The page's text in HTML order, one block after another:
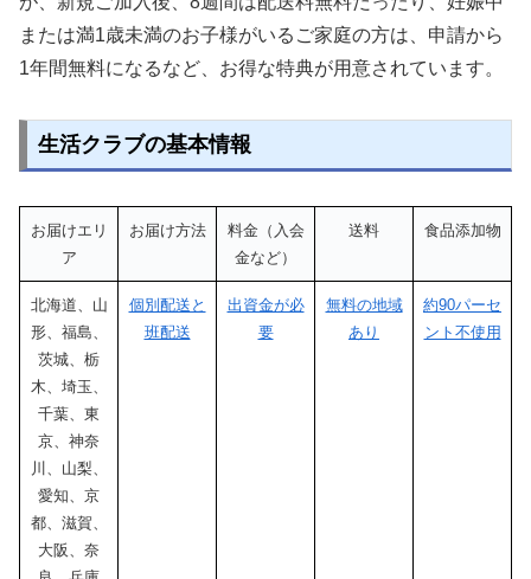
または満1歳未満のお子様がいるご家庭の方は、申請から
1年間無料になるなど、お得な特典が用意されています。
生活クラブの基本情報
お届けエリ
ア
お届け方法
料金（入会
金など）
送料 食品添加物
北海道、山
形、福島、
茨城、栃
木、埼玉、
千葉、東
京、神奈
川、山梨、
愛知、京
都、滋賀、
大阪、奈
個別配送と
班配送
出資金が必
要
無料の地域
あり
約90パーセ
ント不使用